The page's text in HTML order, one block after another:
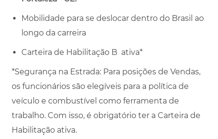
Mobilidade para se deslocar dentro do Brasil ao
longo da carreira
Carteira de Habilitação B ativa*
*Segurança na Estrada: Para posições de Vendas,
os funcionários são elegíveis para a política de
veículo e combustível como ferramenta de
trabalho. Com isso, é obrigatório ter a Carteira de
Habilitação ativa.